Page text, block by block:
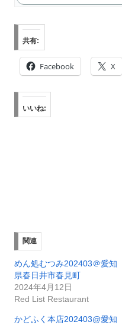
共有:
Facebook X
いいね:
関連
めん処むつみ202403＠愛知
県春日井市春見町
2024年4月12日
Red List Restaurant
かどふく本店202403@愛知